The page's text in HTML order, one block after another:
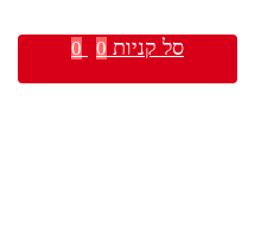
סל קניות 0
0